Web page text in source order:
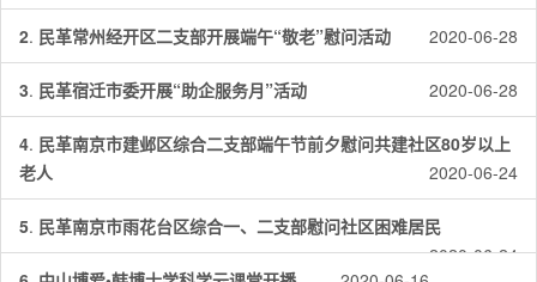
2. 民革常州经开区二支部开展端午“敬老”慰问活动 2020-06-28
3. 民革宿迁市委开展“助企服务月”活动 2020-06-28
4. 民革南京市建邺区综合二支部端午节前夕慰问共建社区80岁以上
老人
2020-06-24
5. 民革南京市雨花台区综合一、二支部慰问社区困难居民
2020-06-24